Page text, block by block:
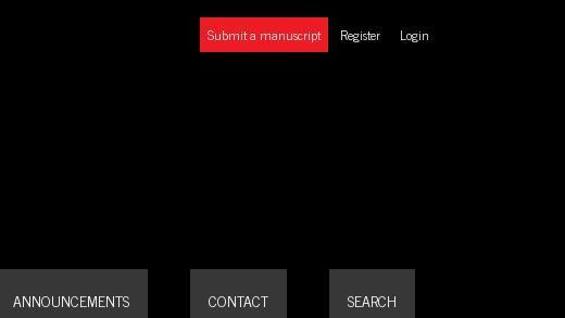
ANNOUNCEMENTS CONTACT SEARCH
Submit a manuscript Register Login